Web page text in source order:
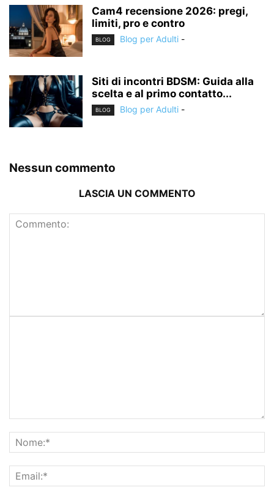
Cam4 recensione 2026: pregi,
limiti, pro e contro
BLOG Blog per Adulti -
Siti di incontri BDSM: Guida alla
scelta e al primo contatto...
BLOG Blog per Adulti -
Nessun commento
LASCIA UN COMMENTO